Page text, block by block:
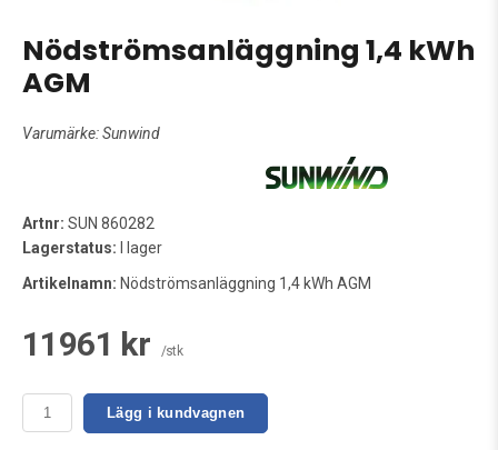
Nödströmsanläggning 1,4 kWh
AGM
Varumärke:Sunwind
Artnr: SUN 860282
Lagerstatus: I lager
Artikelnamn: Nödströmsanläggning 1,4 kWh AGM
11961 kr /stk
Lägg i kundvagnen